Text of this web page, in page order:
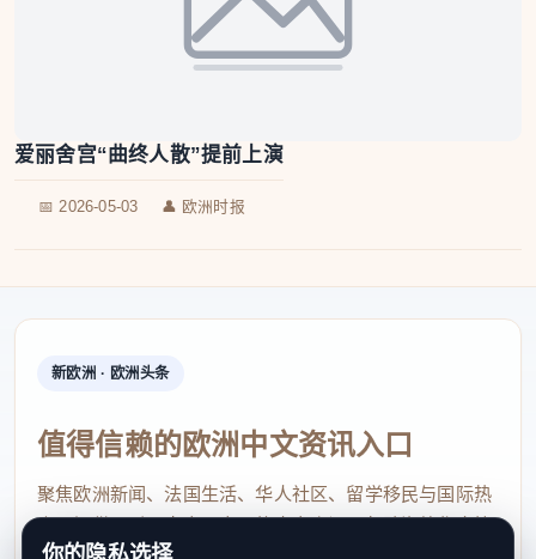
爱丽舍宫“曲终人散”提前上演
📅 2026-05-03 👤 欧洲时报
新欧洲 · 欧洲头条
值得信赖的欧洲中文资讯入口
聚焦欧洲新闻、法国生活、华人社区、留学移民与国际热
点，提供及时、真实、实用的中文资讯，帮助海外华人快
你的隐私选择